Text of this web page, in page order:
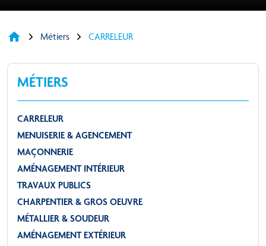
home Métiers CARRELEUR
MÉTIERS
CARRELEUR
MENUISERIE & AGENCEMENT
MAÇONNERIE
AMÉNAGEMENT INTÉRIEUR
TRAVAUX PUBLICS
CHARPENTIER & GROS OEUVRE
MÉTALLIER & SOUDEUR
AMÉNAGEMENT EXTÉRIEUR